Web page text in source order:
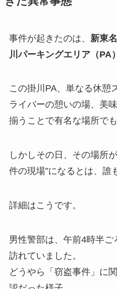
事件が起きたのは、 新東
川パーキングエリア（PA）
この掛川PA、単なる休憩
ライバーの憩いの場、美
揃うことで有名な場所でも
しかしその日、その場所
件の現場”になるとは、誰
詳細はこうです。
男性警部は、午前4時半
訪れていました。
どうやら「窃盗事件」に